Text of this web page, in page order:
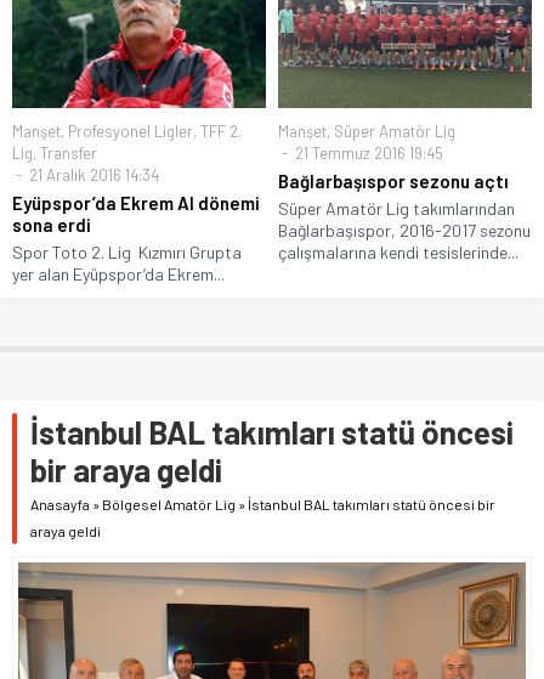
Manşet, Profesyonel Ligler, TFF 2.
Lig, Transfer
21 Aralık 2016 14:34
Eyüpspor’da Ekrem Al dönemi
sona erdi
Spor Toto 2. Lig Kızmırı Grupta
yer alan Eyüpspor’da Ekrem...
Manşet, Süper Amatör Lig
21 Temmuz 2016 19:45
Bağlarbaşıspor sezonu açtı
Süper Amatör Lig takımlarından
Bağlarbaşıspor, 2016-2017 sezonu
çalışmalarına kendi tesislerinde...
İstanbul BAL takımları statü öncesi
bir araya geldi
Anasayfa » Bölgesel Amatör Lig » İstanbul BAL takımları statü öncesi bir
araya geldi